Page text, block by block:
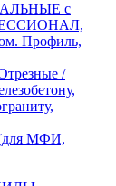
с
Профиль,
/
МФИ,